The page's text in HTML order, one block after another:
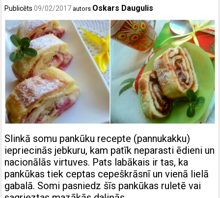
Publicēts09/02/2017 autors Oskars Daugulis
Slinkā somu pankūku recepte (pannukakku)
iepriecinās jebkuru, kam patīk neparasti ēdieni un
nacionālās virtuves. Pats labākais ir tas, ka
pankūkas tiek ceptas cepeškrāsnī un vienā lielā
gabalā. Somi pasniedz šīs pankūkas ruletē vai